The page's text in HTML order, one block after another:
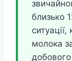
близько
молока
добового